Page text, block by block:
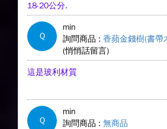
18-20公分.
Q
min
詢問商品 : 香蘋金錢樹(書帶
(悄悄話留言)
這是玻利材質
Q
min
詢問商品 : 無商品